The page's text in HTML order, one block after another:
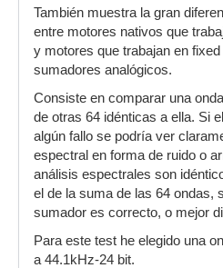
También muestra la gran
entre motores nativos que
y motores que trabajan en
sumadores analógicos.
Consiste en comparar una
de otras 64 idénticas a ella. Si
algún fallo se podría ver
espectral en forma de ruido o
análisis espectrales son
el de la suma de las 64 ondas,
sumador es correcto, o mejor
Para este test he elegido una
a 44.1kHz-24 bit.